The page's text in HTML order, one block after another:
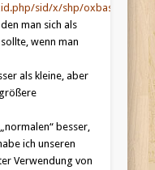
sid/x/shp/oxbaseshop/
man sich als
wenn man
als kleine, aber
besser,
ich unseren
Verwendung von